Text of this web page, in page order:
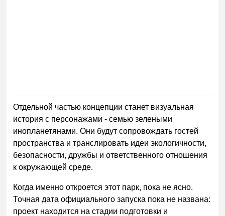
Отдельной частью концепции станет визуальная
история с персонажами - семью зелеными
инопланетянами. Они будут сопровождать гостей
пространства и транслировать идеи экологичности,
безопасности, дружбы и ответственного отношения
к окружающей среде.
Когда именно откроется этот парк, пока не ясно.
Точная дата официального запуска пока не названа:
проект находится на стадии подготовки и